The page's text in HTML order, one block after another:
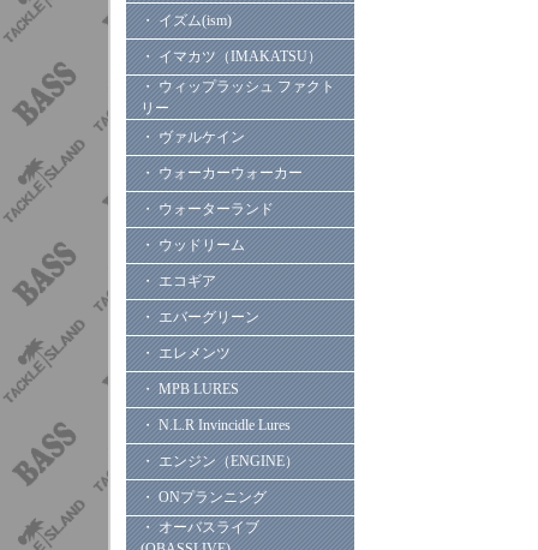
・ イズム(ism)
・ イマカツ（IMAKATSU）
・ ウィップラッシュ ファクト
リー
・ ヴァルケイン
・ ウォーカーウォーカー
・ ウォーターランド
・ ウッドリーム
・ エコギア
・ エバーグリーン
・ エレメンツ
・ MPB LURES
・ N.L.R Invincidle Lures
・ エンジン（ENGINE）
・ ONプランニング
・ オーバスライブ